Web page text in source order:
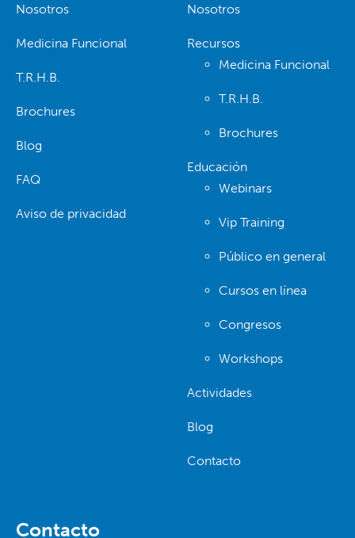
Nosotros
Medicina Funcional
T.R.H.B.
Brochures
Blog
FAQ
Aviso de privacidad
Nosotros
Recursos
Medicina Funcional
T.R.H.B.
Brochures
Educación
Webinars
Vip Training
Público en general
Cursos en línea
Congresos
Workshops
Actividades
Blog
Contacto
Contacto